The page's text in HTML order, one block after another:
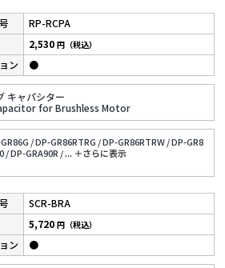
RP-RCPA
キャパシター
for Brushless Motor
2,530円（税込）
●
/DP-GR86RTRG /DP-GR86RTRW /DP-GR8
/DP-GRA90R /... ＋さらに表⽰
SCR-BRA
5,720円（税込）
●